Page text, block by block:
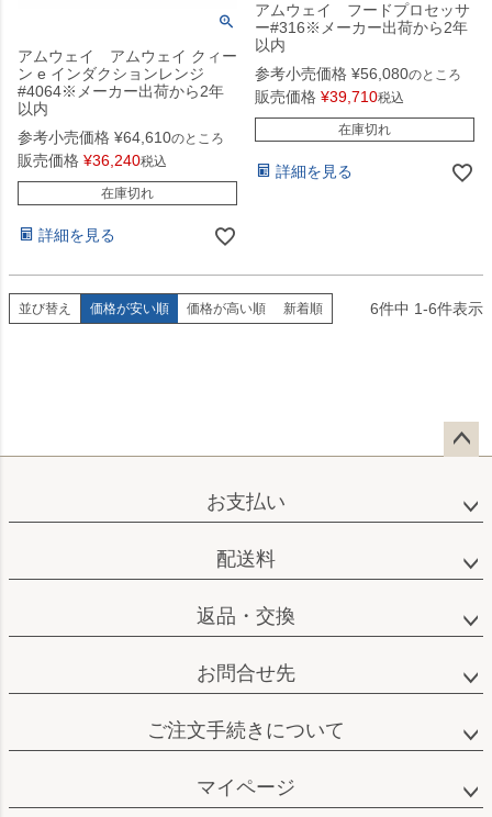
アムウェイ アムウェイ クィー
ン e インダクションレンジ
#4064※メーカー出荷から2年
以内
参考小売価格 ¥64,610のところ
販売価格 ¥36,240税込
在庫切れ
詳細を見る
アムウェイ フードプロセッサ
ー#316※メーカー出荷から2年
以内
参考小売価格 ¥56,080のところ
販売価格 ¥39,710税込
在庫切れ
詳細を見る
並び替え 価格が安い順 価格が高い順 新着順 6件中 1-6件表示
ップ
お支払い
配送料
返品・交換
お問合せ先
ご注文手続きについて
マイページ